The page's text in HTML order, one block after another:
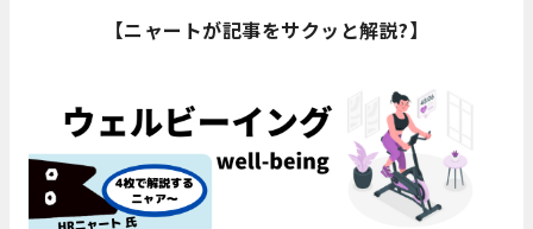
【ニャートが記事をサクッと解説?】